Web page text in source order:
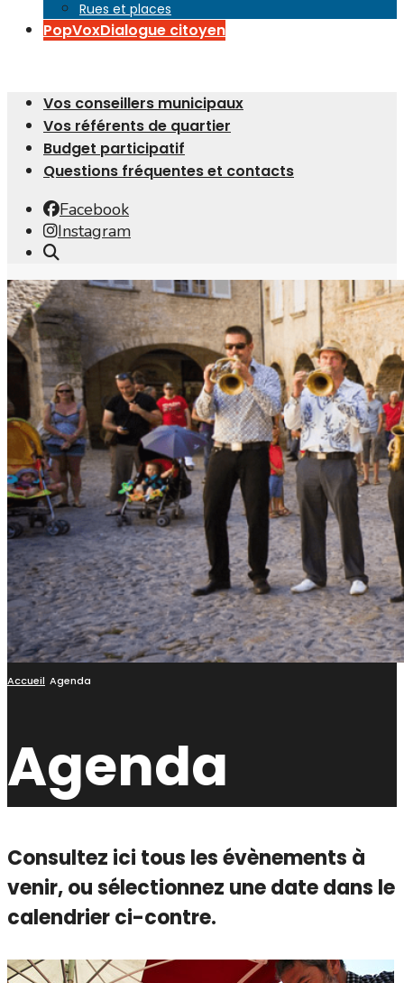
Rues et places
PopVoxDialogue citoyen
Vos conseillers municipaux
Vos référents de quartier
Budget participatif
Questions fréquentes et contacts
Facebook
Instagram
Window
Accueil Agenda
Agenda
Consultez ici tous les évènements à
venir,ou sélectionnez une date dans le
calendrier ci-contre.